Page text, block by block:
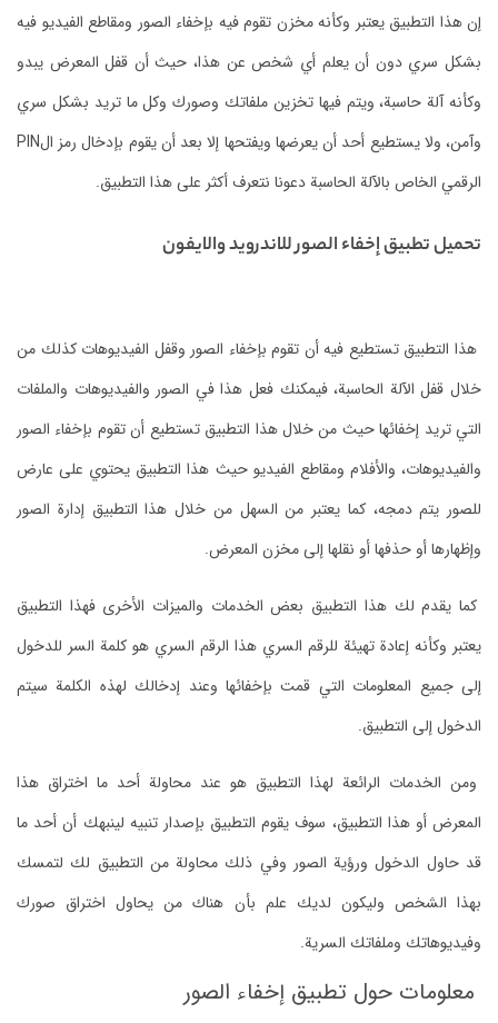
إن هذا التطبيق يعتبر وكأنه مخزن تقوم فيه بإخفاء الصور ومقاطع الفيديو فيه
بشكل سري دون أن يعلم أي شخص عن هذا، حيث أن قفل المعرض يبدو
وكأنه آلة حاسبة، ويتم فيها تخزين ملفاتك وصورك وكل ما تريد بشكل سري
وآمن، ولا يستطيع أحد أن يعرضها ويفتحها إلا بعد أن يقوم بإدخال رمز الPIN
الرقمي الخاص بالآلة الحاسبة دعونا نتعرف أكثر على هذا التطبيق.
تحميل تطبيق إخفاء الصور للاندرويد والايفون
هذا التطبيق تستطيع فيه أن تقوم بإخفاء الصور وقفل الفيديوهات كذلك من
خلال قفل الآلة الحاسبة، فيمكنك فعل هذا في الصور والفيديوهات والملفات
التي تريد إخفائها حيث من خلال هذا التطبيق تستطيع أن تقوم بإخفاء الصور
والفيديوهات، والأفلام ومقاطع الفيديو حيث هذا التطبيق يحتوي على عارض
للصور يتم دمجه، كما يعتبر من السهل من خلال هذا التطبيق إدارة الصور
وإظهارها أو حذفها أو نقلها إلى مخزن المعرض.
كما يقدم لك هذا التطبيق بعض الخدمات والميزات الأخرى فهذا التطبيق
يعتبر وكأنه إعادة تهيئة للرقم السري هذا الرقم السري هو كلمة السر للدخول
إلى جميع المعلومات التي قمت بإخفائها وعند إدخالك لهذه الكلمة سيتم
الدخول إلى التطبيق.
ومن الخدمات الرائعة لهذا التطبيق هو عند محاولة أحد ما اختراق هذا
المعرض أو هذا التطبيق، سوف يقوم التطبيق بإصدار تنبيه لينبهك أن أحد ما
قد حاول الدخول ورؤية الصور وفي ذلك محاولة من التطبيق لك لتمسك
بهذا الشخص وليكون لديك علم بأن هناك من يحاول اختراق صورك
وفيديوهاتك وملفاتك السرية.
معلومات حول تطبيق إخفاء الصور